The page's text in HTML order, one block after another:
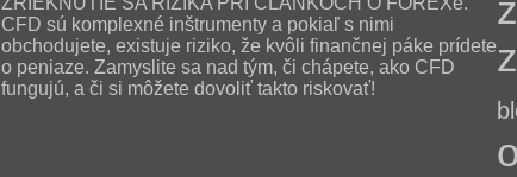
CFD sú komplexné inštrumenty a pokiaľ s nimi
obchodujete, existuje riziko, že kvôli finančnej páke prídete
o peniaze. Zamyslite sa nad tým, či chápete, ako CFD
fungujú, a či si môžete dovoliť takto riskovať!